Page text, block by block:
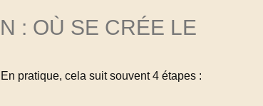
: OÙ SE CRÉE LE
pratique, cela suit souvent 4 étapes :